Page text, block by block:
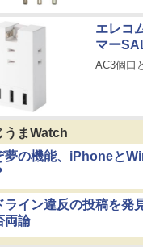
エレコ
マー
AC3個口
うまWatch
夢の機能、iPhoneと
ライン違反の投稿を
両論